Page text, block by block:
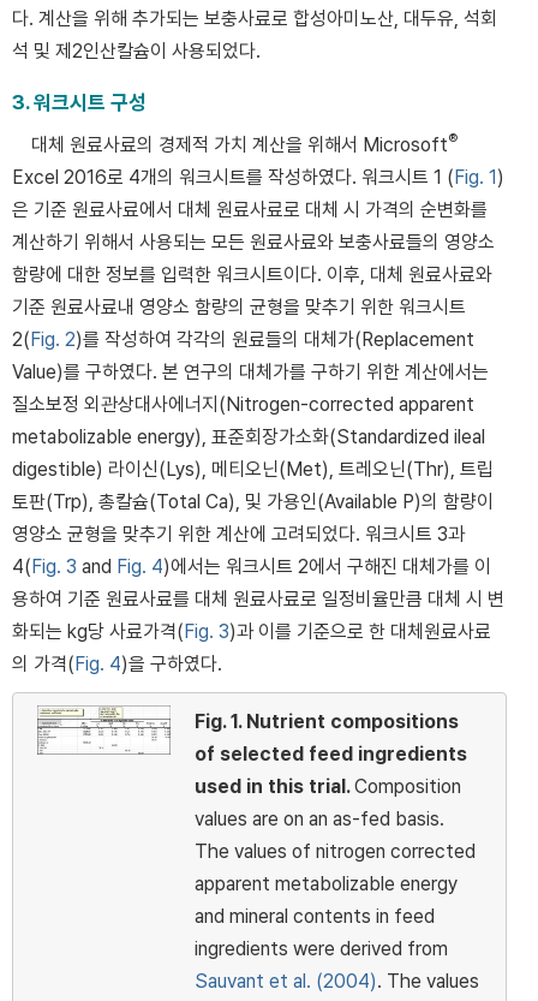
다. 계산을 위해 추가되는 보충사료로 합성아미노산, 대두유, 석회
석 및 제2인산칼슘이 사용되었다.
3. 워크시트 구성
대체 원료사료의 경제적 가치 계산을 위해서 Microsoft®
Excel 2016로 4개의 워크시트를 작성하였다. 워크시트 1 (Fig. 1)
은 기준 원료사료에서 대체 원료사료로 대체 시 가격의 순변화를
계산하기 위해서 사용되는 모든 원료사료와 보충사료들의 영양소
함량에 대한 정보를 입력한 워크시트이다. 이후, 대체 원료사료와
기준 원료사료내 영양소 함량의 균형을 맞추기 위한 워크시트
2(Fig. 2)를 작성하여 각각의 원료들의 대체가(Replacement
Value)를 구하였다. 본 연구의 대체가를 구하기 위한 계산에서는
질소보정 외관상대사에너지(Nitrogen-corrected apparent
metabolizable energy), 표준회장가소화(Standardized ileal
digestible) 라이신(Lys), 메티오닌(Met), 트레오닌(Thr), 트립
토판(Trp), 총칼슘(Total Ca), 및 가용인(Available P)의 함량이
영양소 균형을 맞추기 위한 계산에 고려되었다. 워크시트 3과
4(Fig. 3 and Fig. 4)에서는 워크시트 2에서 구해진 대체가를 이
용하여 기준 원료사료를 대체 원료사료로 일정비율만큼 대체 시 변
화되는 kg당 사료가격(Fig. 3)과 이를 기준으로 한 대체원료사료
의 가격(Fig. 4)을 구하였다.
Fig. 1. Nutrient compositions
of selected feed ingredients
used in this trial.Composition
values are on an as-fed basis.
The values of nitrogen corrected
apparent metabolizable energy
and mineral contents in feed
ingredients were derived from
Sauvant et al. (2004). The values